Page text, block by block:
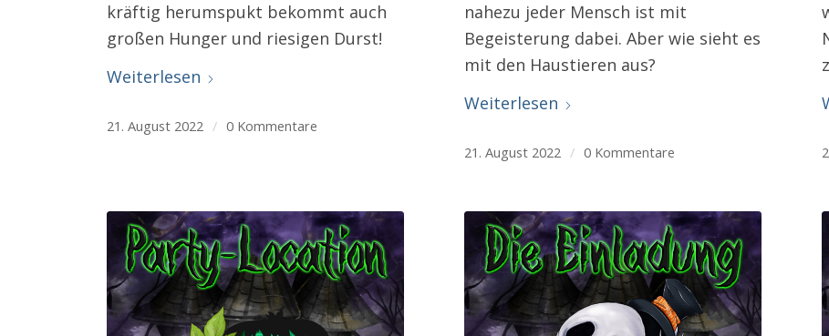
kräftig herumspukt bekommt auch
großen Hunger und riesigen Durst!
Weiterlesen
21. August 2022 / 0 Kommentare
nahezu jeder Mensch ist mit
Begeisterung dabei. Aber wie sieht es
mit den Haustieren aus?
Weiterlesen
21. August 2022 / 0 Kommentare